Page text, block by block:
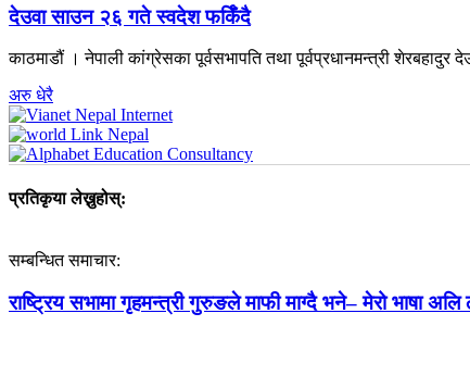
देउवा साउन २६ गते स्वदेश फर्किँदै
काठमाडौं । नेपाली कांग्रेसका पूर्वसभापति तथा पूर्वप्रधानमन्त्री
अरु धेरै
प्रतिकृया लेख्नुहोस्:
सम्बन्धित समाचार:
राष्ट्रिय सभामा गृहमन्त्री गुरुङले माफी माग्दै भने– मेरो भाषा अलि